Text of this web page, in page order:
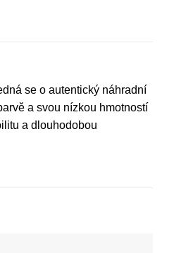
se o autentický náhradní
a svou nízkou hmotností
a dlouhodobou